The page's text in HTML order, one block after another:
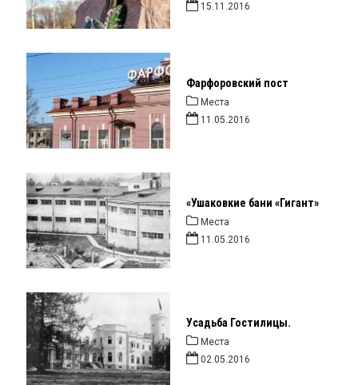
15.11.2016
Фарфоровский пост
Места
11.05.2016
«Ушаковкие бани «Гигант»
Места
11.05.2016
Усадьба Гостилицы.
Места
02.05.2016